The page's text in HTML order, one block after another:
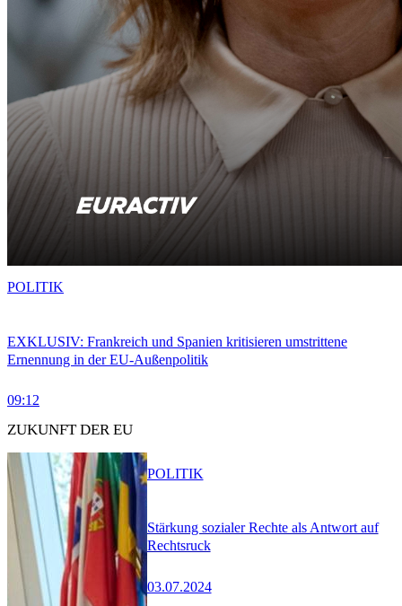
EXKLUSIV: Frankreich und Spanien kritisieren umstrittene
Ernennung in der EU-Außenpolitik
09:12
POLITIK
ZUKUNFT DER EU
Stärkung sozialer Rechte als Antwort auf
Rechtsruck
03.07.2024
POLITIK